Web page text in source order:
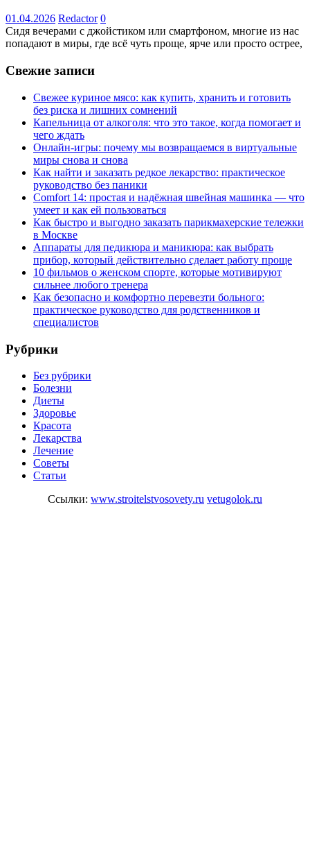
01.04.2026 Redactor 0
Сидя вечерами с джойстиком или смартфоном, многие из нас
попадают в миры, где всё чуть проще, ярче или просто острее,
Свежие записи
Свежее куриное мясо: как купить, хранить и готовить
без риска и лишних сомнений
Капельница от алкоголя: что это такое, когда помогает и
чего ждать
Онлайн-игры: почему мы возвращаемся в виртуальные
миры снова и снова
Как найти и заказать редкое лекарство: практическое
руководство без паники
Comfort 14: простая и надёжная швейная машинка — что
умеет и как ей пользоваться
Как быстро и выгодно заказать парикмахерские тележки
в Москве
Аппараты для педикюра и маникюра: как выбрать
прибор, который действительно сделает работу проще
10 фильмов о женском спорте, которые мотивируют
сильнее любого тренера
Как безопасно и комфортно перевезти больного:
практическое руководство для родственников и
специалистов
Рубрики
Без рубрики
Болезни
Диеты
Здоровье
Красота
Лекарства
Лечение
Советы
Статьи
Ссылки: www.stroitelstvosovety.ru vetugolok.ru